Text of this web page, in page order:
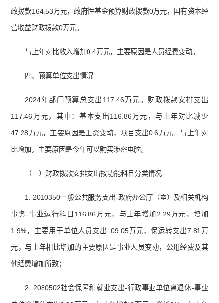
政拨款164.53万元，政府性基金预算财政拨款0万元，国有资本经
营收益财政拨款0万元。
与上年对比收入增加0.4万元，主要原因是人员经费变动。
四、预算单位支出情况
2024年部门预算总支出 117.46 万元。财政拨款安排支出
117.46 万元，其中：基本支出 116.86 万元，与上年对比减少
47.28 万元，主要原因是工资变动，项目支出0.6 万元，与上年对
比增加，主要原因是今年可以购买涉密电脑。
（一）财政拨款安排支出按功能科目分类情况
1. 2010350一般公共服务支出-政府办公厅（室）及相关机构
事务-事业运行科目116.86万元，与上年增加2.29万元，增加
1.9%，主要用于单位人员支出109.05万元，保运转支出7.81万
元，与上年相比增加的主要原因是事业人员变动，公用经费及其
他经费增加所致；
2. 2080502社会保障和就业支出-行政事业单位离退休-事业